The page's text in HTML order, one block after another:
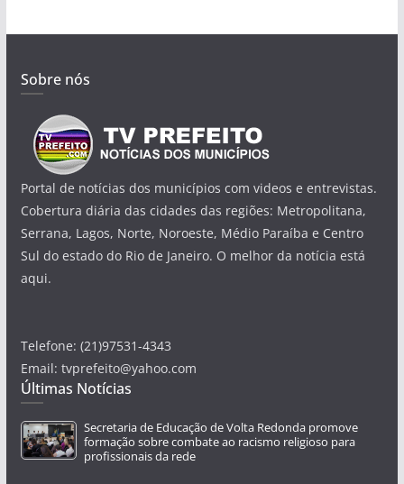
Sobre nós
Portal de notícias dos municípios com videos e entrevistas.
Cobertura diária das cidades das regiões: Metropolitana,
Serrana, Lagos, Norte, Noroeste, Médio Paraíba e Centro
Sul do estado do Rio de Janeiro. O melhor da notícia está
aqui.
Telefone: (21)97531-4343
Email: tvprefeito@yahoo.com
Últimas Notícias
Secretaria de Educação de Volta Redonda promove
formação sobre combate ao racismo religioso para
profissionais da rede